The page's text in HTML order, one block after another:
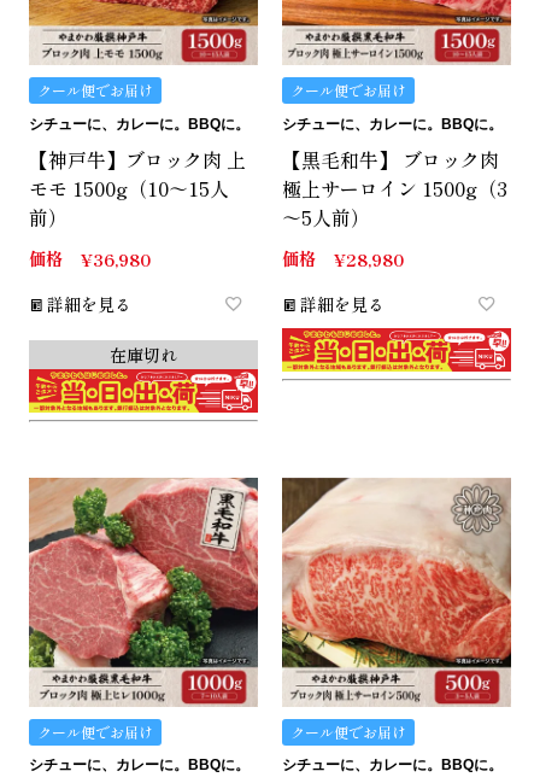
クール便でお届け
シチューに、カレーに。BBQに。
【神戸牛】ブロック肉 上
モモ 1500g（10～15人
前）
価格 ¥36,980
詳細を見る
在庫切れ
クール便でお届け
シチューに、カレーに。BBQに。
【黒毛和牛】 ブロック肉
極上サーロイン 1500g（3
～5人前）
価格 ¥28,980
詳細を見る
クール便でお届け
シチューに、カレーに。BBQに。
クール便でお届け
シチューに、カレーに。BBQに。